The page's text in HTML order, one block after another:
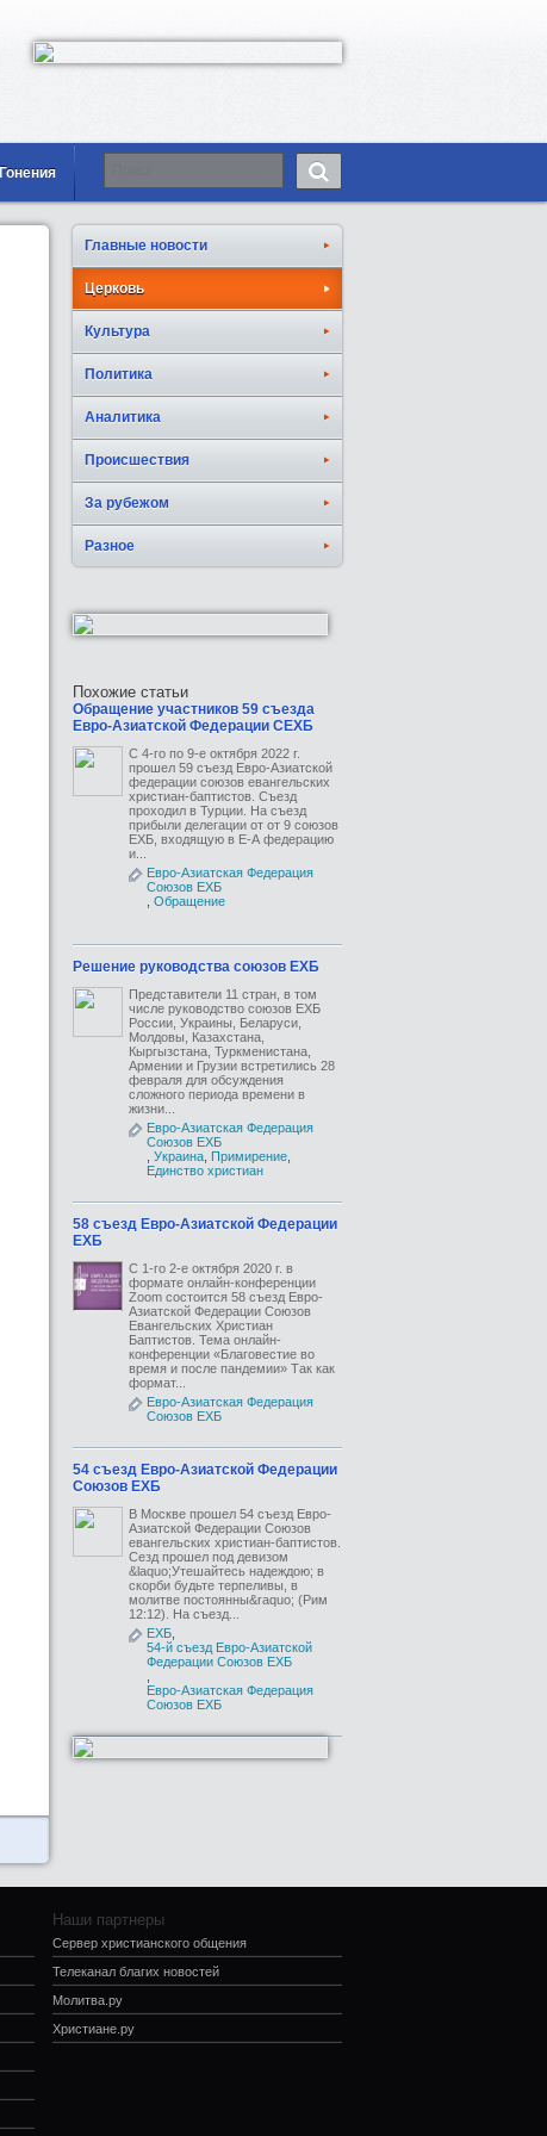
Гонения
Главные новости
Церковь
Культура
Политика
Аналитика
Происшествия
За рубежом
Разное
Похожие статьи
Обращение участников 59 съезда
Евро-Азиатской Федерации СЕХБ
С 4-го по 9-е октября 2022 г.
прошел 59 съезд Евро-Азиатской
федерации союзов евангельских
христиан-баптистов. Съезд
проходил в Турции. На съезд
прибыли делегации от от 9 союзов
ЕХБ, входящую в Е-А федерацию
и...
Евро-Азиатская Федерация
Союзов ЕХБ
Обращение
Решение руководства союзов ЕХБ
Представители 11 стран, в том
числе руководство союзов ЕХБ
России, Украины, Беларуси,
Молдовы, Казахстана,
Кыргызстана, Туркменистана,
Армении и Грузии встретились 28
февраля для обсуждения
сложного периода времени в
жизни...
Евро-Азиатская Федерация
Союзов ЕХБ
Украина Примирение
Единство христиан
58 съезд Евро-Азиатской Федерации
ЕХБ
С 1-го 2-е октября 2020 г. в
формате онлайн-конференции
Zoom состоится 58 съезд Евро-
Азиатской Федерации Союзов
Евангельских Христиан
Баптистов. Тема онлайн-
конференции «Благовестие во
время и после пандемии» Так как
формат...
Евро-Азиатская Федерация
Союзов ЕХБ
54 съезд Евро-Азиатской Федерации
Союзов ЕХБ
В Москве прошел 54 съезд Евро-
Азиатской Федерации Союзов
евангельских христиан-баптистов.
Сезд прошел под девизом
&laquo;Утешайтесь надеждою; в
скорби будьте терпеливы, в
молитве постоянны&raquo; (Рим
12:12). На съезд...
ЕХБ
54-й съезд Евро-Азиатской
Федерации Союзов ЕХБ
Евро-Азиатская Федерация
Союзов ЕХБ
Наши партнеры
Сервер христианского общения
Телеканал благих новостей
Молитва.ру
Христиане.ру